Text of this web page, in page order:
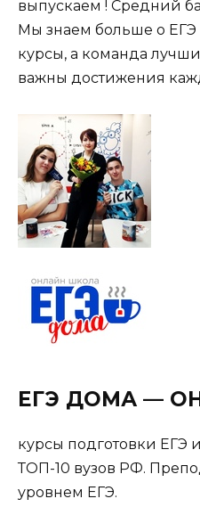
выпускаем ! Средний
Мы знаем больше о
курсы, а команда
важны достижения
ЕГЭ ДОМА —
курсы подготовки ЕГЭ
ТОП-10 вузов РФ.
уровнем ЕГЭ.